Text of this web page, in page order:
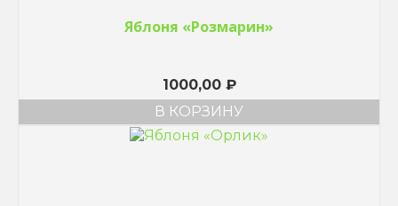
Яблоня «Розмарин»
1000,00 ₽
В КОРЗИНУ